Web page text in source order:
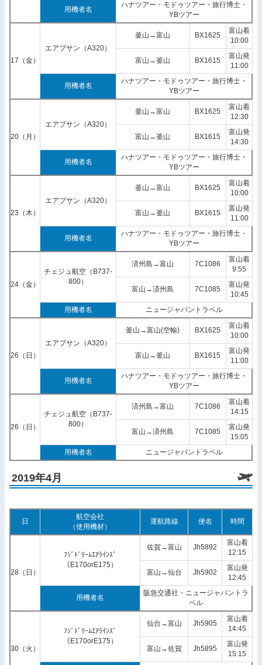
用機者名
ハナツアー・モドゥツアー・旅行博士・
YBツアー
17（金）
エアプサン（A320）
釜山→富山 BX1625
富山着
10:00
富山→釜山 BX1615
富山発
11:00
用機者名
ハナツアー・モドゥツアー・旅行博士・
YBツアー
20（月）
エアプサン（A320）
釜山→富山 BX1625
富山着
12:30
富山→釜山 BX1615
富山発
14:30
用機者名
ハナツアー・モドゥツアー・旅行博士・
YBツアー
23（木）
エアプサン（A320）
釜山→富山 BX1625
富山着
10:00
富山→釜山 BX1615
富山発
11:00
用機者名
ハナツアー・モドゥツアー・旅行博士・
YBツアー
24（金）
チェジュ航空（B737-
800）
済州島→富山 7C1086
富山着
9:55
富山→済州島 7C1085
富山発
10:45
用機者名
ニュージャパントラベル
26（日）
エアプサン（A320）
釜山→富山(空輸) BX1625
富山着
10:00
富山→釜山 BX1615
富山発
11:00
用機者名
ハナツアー・モドゥツアー・旅行博士・
YBツアー
26（日）
チェジュ航空（B737-
800）
済州島→富山 7C1086
富山着
14:15
富山→済州島 7C1085
富山発
15:05
用機者名
ニュージャパントラベル
2019年4月
日
航空会社
（使用機材）
運航路線 便名 時間
28（日）
ﾌｼﾞﾄﾞﾘｰﾑｴｱﾗｲﾝｽﾞ
（E170orE175）
佐賀→富山 Jh5892
富山着
12:15
富山→仙台 Jh5902
富山発
12:45
用機者名
阪急交通社・ニュージャパントラ
ベル
30（火）
ﾌｼﾞﾄﾞﾘｰﾑｴｱﾗｲﾝｽﾞ
（E170orE175）
仙台→富山 Jh5905
富山着
14:45
富山→佐賀 Jh5895
富山発
15:15